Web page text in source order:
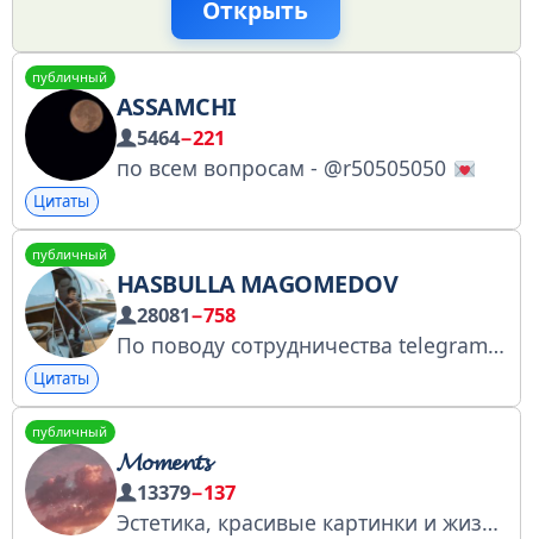
Открыть
публичный
ASSAMCHI
5464−221
по всем вопросам - @r50505050
Цитаты
публичный
HASBULLA MAGOMEDOV
28081−758
По поводу сотрудничества telegram обращаться в директ @fsomoscow Официальный Telegram канал Instagram https://www.instagram.com/hasbulla.hushetskiy?igsh=d3R0aGRjbmx5eDBy
Цитаты
публичный
𝓜𝓸𝓶𝓮𝓷𝓽𝓼
13379−137
Эстетика, красивые картинки и жизненные советы